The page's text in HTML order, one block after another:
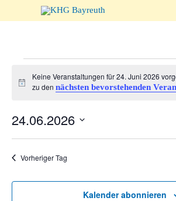
Veranstaltungen
für
24.
Juni
Hinweis
Keine Veranstaltungen für 24. Juni 2026
zu dennächsten bevorstehenden
24.06.2026
Vorheriger Tag
Kalender abonnieren